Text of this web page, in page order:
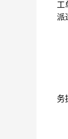
工
派
务